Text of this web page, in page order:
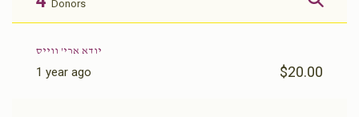
Donors
יודא ארי' ווייס
1 year ago $20.00